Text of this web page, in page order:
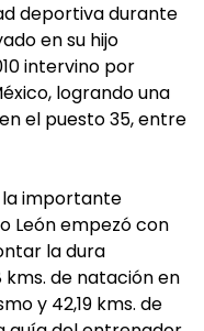
deportiva durante
en su hijo
intervino por
logrando una
el puesto 35, entre
la importante
León empezó con
la dura
de natación en
y 42,19 kms. de